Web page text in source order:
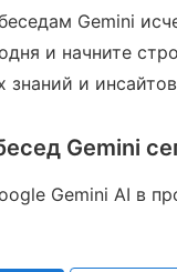
Gemini
и начните
и
Gemini
Gemini AI в